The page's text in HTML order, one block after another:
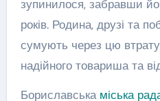
зупинилося, забравши
років. Родина, друзі та
сумують через цю втрату
надійного товариша та
Бориславська міська